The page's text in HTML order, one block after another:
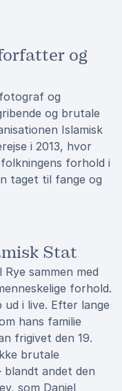
og
og
og brutale
Islamisk
i 2013, hvor
forhold i
taget til fange og
Stat
sammen med
forhold.
ud i live. Efter lange
hans familie
frigivet den 19.
brutale
blandt andet den
som Daniel